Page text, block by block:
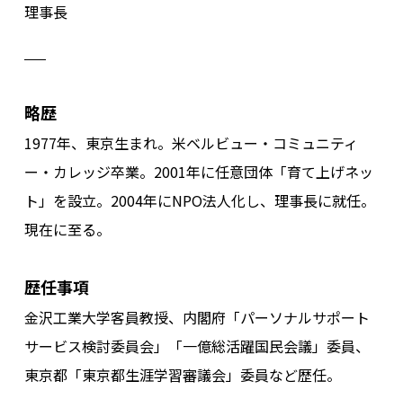
理事長
略歴
1977年、東京生まれ。米ベルビュー・コミュニティ
ー・カレッジ卒業。2001年に任意団体「育て上げネッ
ト」を設立。2004年にNPO法人化し、理事長に就任。
現在に至る。
歴任事項
金沢工業大学客員教授、内閣府「パーソナルサポート
サービス検討委員会」「一億総活躍国民会議」委員、
東京都「東京都生涯学習審議会」委員など歴任。